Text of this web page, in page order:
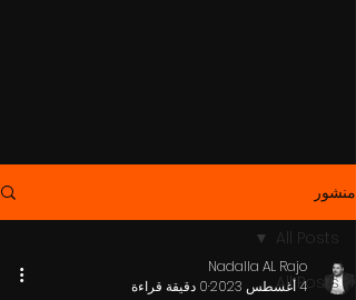
منشور
All Posts
All Posts
Nadalla AL Rajo
4 أغسطس 2023
0 دقيقة قراءة